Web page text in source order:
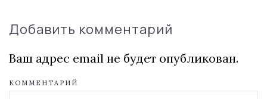
Добавить комментарий
Ваш адрес email не будет опубликован.
КОММЕНТАРИЙ